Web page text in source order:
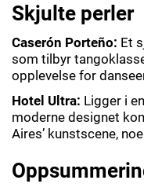
Skjulte perler
Caserón Porteño: Et
som tilbyr
opplevelse for
Hotel Ultra: Ligger i
moderne designet
Aires’ kunstscene,